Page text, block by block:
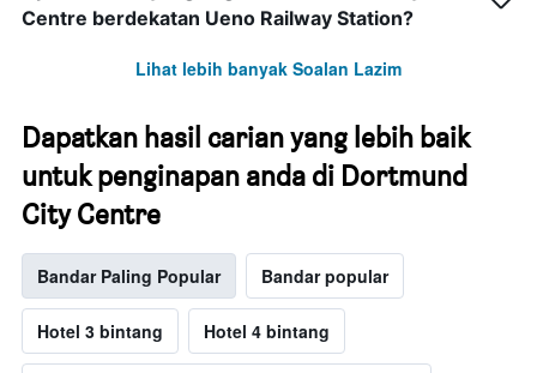
Centre berdekatan Ueno Railway Station?
Lihat lebih banyak Soalan Lazim
Dapatkan hasil carian yang lebih baik
untuk penginapan anda di Dortmund
City Centre
Bandar Paling Popular Bandar popular
Hotel 3 bintang Hotel 4 bintang